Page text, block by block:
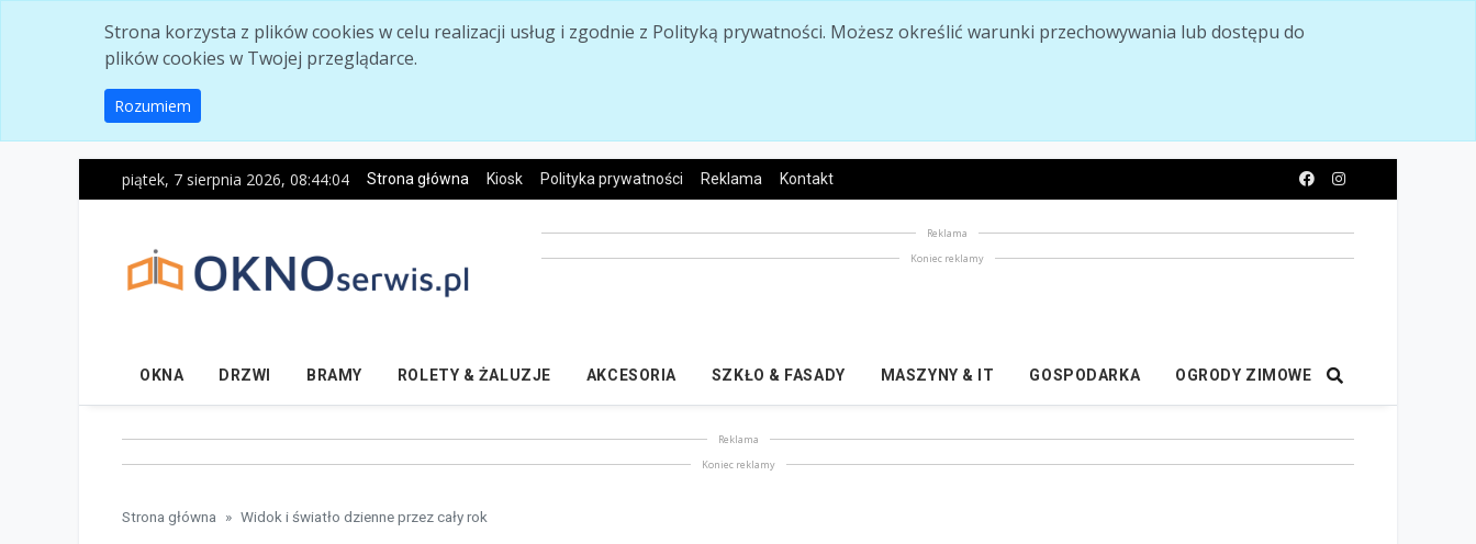
Strona korzysta z plików cookies w celu realizacji usług i zgodnie z Polityką prywatności. Możesz określić warunki przechowywania lub dostępu do
plików cookies w Twojej przeglądarce.
Rozumiem
piątek, 7 sierpnia 2026, 08:44:05 Strona główna Kiosk Polityka prywatności Reklama Kontakt
Reklama
Koniec reklamy
OKNA DRZWI BRAMY ROLETY & ŻALUZJE AKCESORIA SZKŁO & FASADY MASZYNY & IT GOSPODARKA OGRODY ZIMOWE
Reklama
Koniec reklamy
Strona główna Widok i światło dzienne przez cały rok